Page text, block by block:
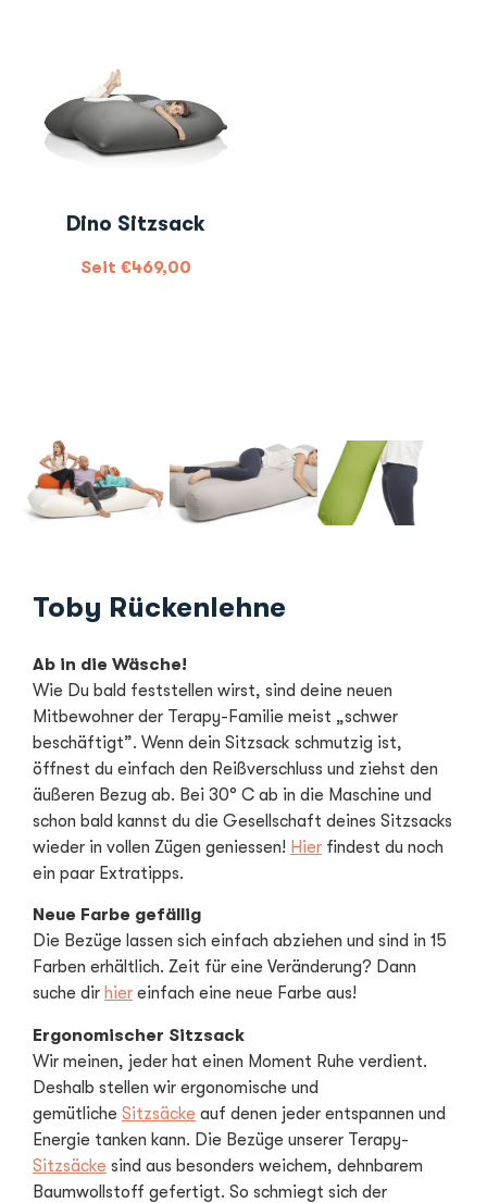
Dino Sitzsack
Seit €469,00
Toby Rückenlehne
Ab in die Wäsche!
Wie Du bald feststellen wirst, sind deine neuen
Mitbewohner der Terapy-Familie meist „schwer
beschäftigt”. Wenn dein Sitzsack schmutzig ist,
öffnest du einfach den Reißverschluss und ziehst den
äußeren Bezug ab. Bei 30° C ab in die Maschine und
schon bald kannst du die Gesellschaft deines Sitzsacks
wieder in vollen Zügen geniessen! Hier findest du noch
ein paar Extratipps.
Neue Farbe gefällig
Die Bezüge lassen sich einfach abziehen und sind in 15
Farben erhältlich. Zeit für eine Veränderung? Dann
suche dir hier einfach eine neue Farbe aus!
Ergonomischer Sitzsack
Wir meinen, jeder hat einen Moment Ruhe verdient.
Deshalb stellen wir ergonomische und
gemütliche Sitzsäcke auf denen jeder entspannen und
Energie tanken kann. Die Bezüge unserer Terapy-
Sitzsäcke sind aus besonders weichem, dehnbarem
Baumwollstoff gefertigt. So schmiegt sich der